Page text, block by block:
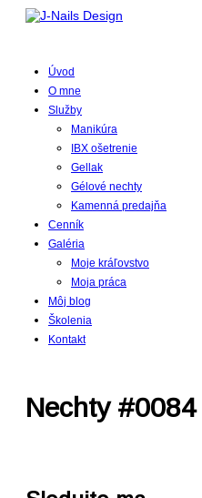
Úvod
O mne
Služby
Manikúra
IBX ošetrenie
Gellak
Gélové nechty
Kamenná predajňa
Cenník
Galéria
Moje kráľovstvo
Moja práca
Môj blog
Školenia
Kontakt
Nechty #0084